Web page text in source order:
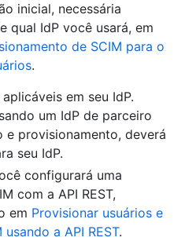
inicial, necessária
qual IdP você usará, em
de SCIM para o
.
em seu IdP.
um IdP de parceiro
e provisionamento, deverá
seu IdP.
configurará uma
com a API REST,
em Provisionar usuários e
a API REST.